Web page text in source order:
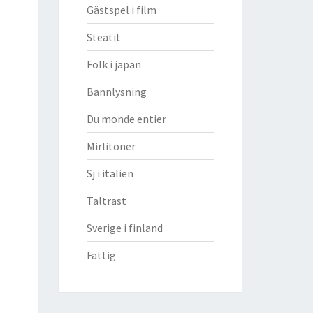
Gästspel i film
Steatit
Folk i japan
Bannlysning
Du monde entier
Mirlitoner
Sj i italien
Taltrast
Sverige i finland
Fattig